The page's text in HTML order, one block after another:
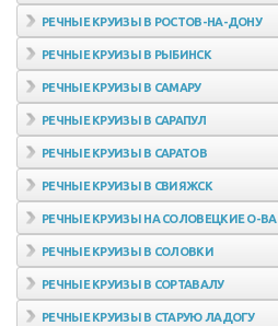
РЕЧНЫЕ КРУИЗЫ В РОСТОВ-НА-ДОНУ
РЕЧНЫЕ КРУИЗЫ В РЫБИНСК
РЕЧНЫЕ КРУИЗЫ В САМАРУ
РЕЧНЫЕ КРУИЗЫ В САРАПУЛ
РЕЧНЫЕ КРУИЗЫ В САРАТОВ
РЕЧНЫЕ КРУИЗЫ В СВИЯЖСК
РЕЧНЫЕ КРУИЗЫ НА СОЛОВЕЦКИЕ О-ВА
РЕЧНЫЕ КРУИЗЫ В СОЛОВКИ
РЕЧНЫЕ КРУИЗЫ В СОРТАВАЛУ
РЕЧНЫЕ КРУИЗЫ В СТАРУЮ ЛАДОГУ